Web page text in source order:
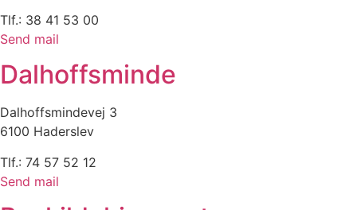
Tlf.: 38 41 53 00
Send mail
Dalhoffsminde
Dalhoffsmindevej 3
6100 Haderslev
Tlf.: 74 57 52 12
Send mail